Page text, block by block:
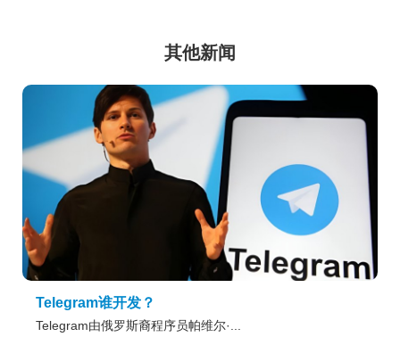
其他新闻
Telegram谁开发？
Telegram由俄罗斯裔程序员帕维尔·...